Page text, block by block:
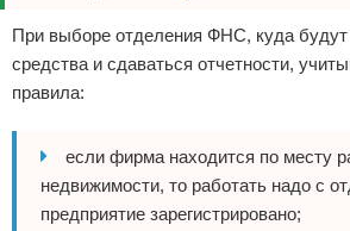
При выборе отделения ФНС, куда будут
средства и сдаваться отчетности,
правила:
если фирма находится по месту
недвижимости, то работать надо с
предприятие зарегистрировано;